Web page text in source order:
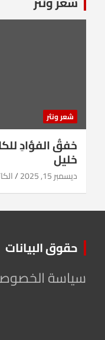
شعر ونثر
خفقُ الفؤادِ
خليل
ديسمبر 15, 2025
حقوق البيانات
سياسة